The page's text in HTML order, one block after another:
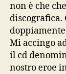
non è che
discografica.
Mi accingo
il cd
nostro eroe